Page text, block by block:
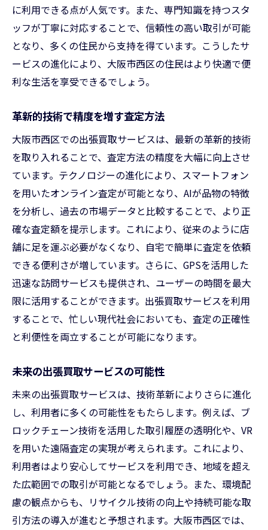
に利用できる点が人気です。また、専門知識を持つスタ
ッフが丁寧に対応することで、信頼性の高い取引が可能
となり、多くの住民から支持を得ています。こうしたサ
ービスの進化により、大阪市西区の住民はより快適で便
利な生活を享受できるでしょう。
革新的技術で精度を増す査定方法
大阪市西区での出張買取サービスは、最新の革新的技術
を取り入れることで、査定方法の精度を大幅に向上させ
ています。テクノロジーの進化により、スマートフォン
を用いたオンライン査定が可能となり、AIが品物の特徴
を分析し、過去の市場データと比較することで、より正
確な査定額を提示します。これにより、従来のように店
舗に足を運ぶ必要がなくなり、自宅で簡単に査定を依頼
できる便利さが増しています。さらに、GPSを活用した
迅速な訪問サービスも提供され、ユーザーの時間を最大
限に活用することができます。出張買取サービスを利用
することで、忙しい現代社会においても、査定の正確性
と利便性を両立することが可能になります。
未来の出張買取サービスの可能性
未来の出張買取サービスは、技術革新によりさらに進化
し、利用者に多くの可能性をもたらします。例えば、ブ
ロックチェーン技術を活用した取引履歴の透明化や、VR
を用いた遠隔査定の実現が考えられます。これにより、
利用者はより安心してサービスを利用でき、地域を超え
た広範囲での取引が可能となるでしょう。また、環境配
慮の観点からも、リサイクル技術の向上や持続可能な取
引方法の導入が進むと予想されます。大阪市西区では、